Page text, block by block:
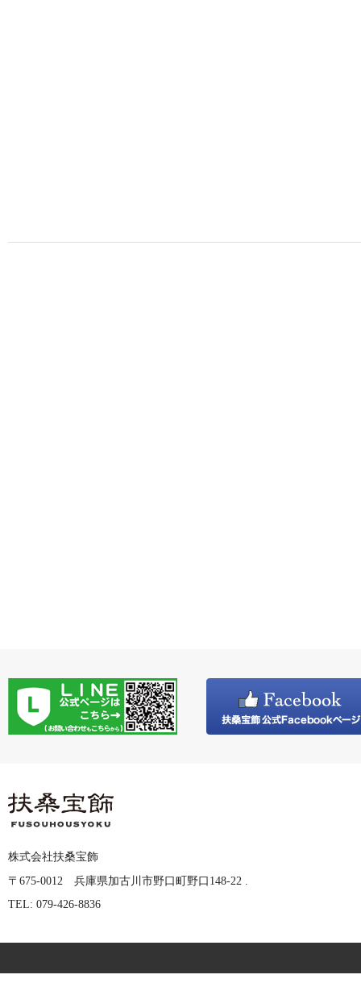
株式会社扶桑宝飾
〒675-0012 兵庫県加古川市野口町野口148-22 .
TEL: 079-426-8836